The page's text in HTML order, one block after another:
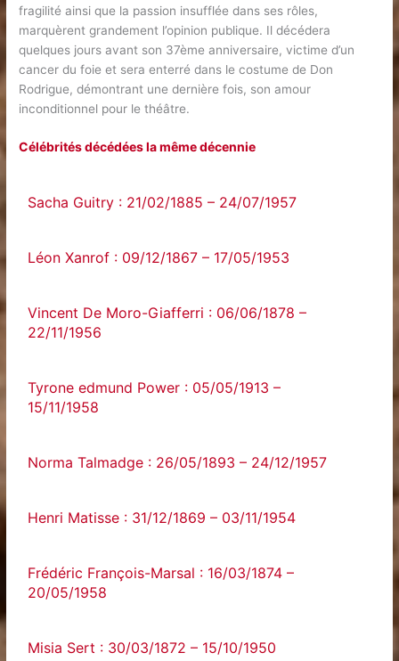
fragilité ainsi que la passion insufflée dans ses rôles,
marquèrent grandement l’opinion publique. Il décédera
quelques jours avant son 37ème anniversaire, victime d’un
cancer du foie et sera enterré dans le costume de Don
Rodrigue, démontrant une dernière fois, son amour
inconditionnel pour le théâtre.
Célébrités décédées la même décennie
Sacha Guitry : 21/02/1885 – 24/07/1957
Léon Xanrof : 09/12/1867 – 17/05/1953
Vincent De Moro-Giafferri : 06/06/1878 –
22/11/1956
Tyrone edmund Power : 05/05/1913 –
15/11/1958
Norma Talmadge : 26/05/1893 – 24/12/1957
Henri Matisse : 31/12/1869 – 03/11/1954
Frédéric François-Marsal : 16/03/1874 –
20/05/1958
Misia Sert : 30/03/1872 – 15/10/1950